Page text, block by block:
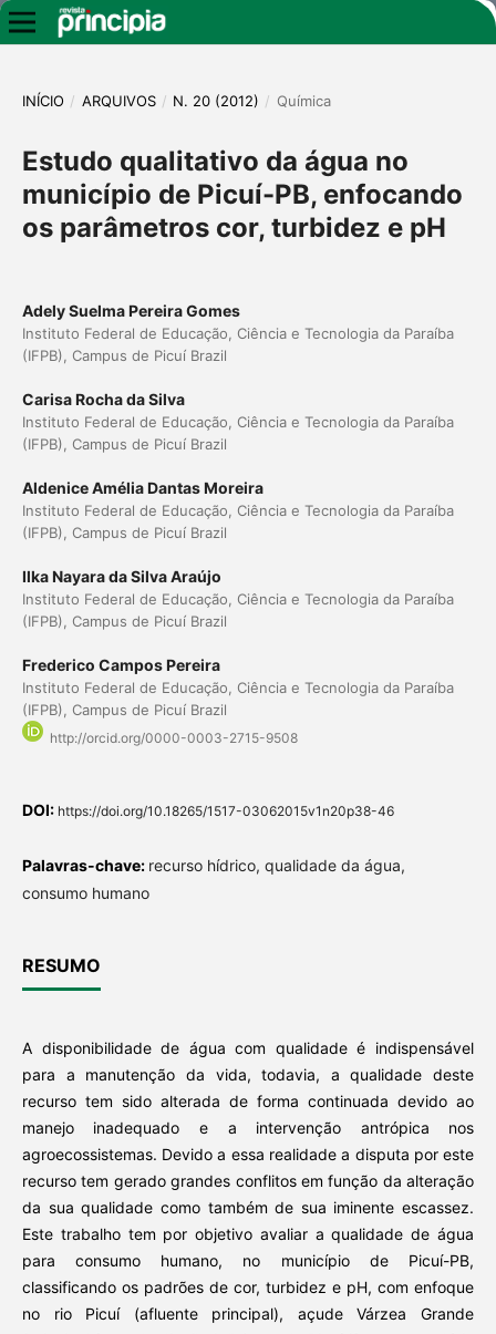
INÍCIO / ARQUIVOS / N. 20 (2012) / Química
Estudo qualitativo da água no
município de Picuí-PB, enfocando
os parâmetros cor, turbidez e pH
Adely Suelma Pereira Gomes
Instituto Federal de Educação, Ciência e Tecnologia da Paraíba
(IFPB), Campus de Picuí Brazil
Carisa Rocha da Silva
Instituto Federal de Educação, Ciência e Tecnologia da Paraíba
(IFPB), Campus de Picuí Brazil
Aldenice Amélia Dantas Moreira
Instituto Federal de Educação, Ciência e Tecnologia da Paraíba
(IFPB), Campus de Picuí Brazil
Ilka Nayara da Silva Araújo
Instituto Federal de Educação, Ciência e Tecnologia da Paraíba
(IFPB), Campus de Picuí Brazil
Frederico Campos Pereira
Instituto Federal de Educação, Ciência e Tecnologia da Paraíba
(IFPB), Campus de Picuí Brazil
http://orcid.org/0000-0003-2715-9508
DOI: https://doi.org/10.18265/1517-03062015v1n20p38-46
Palavras-chave: recurso hídrico, qualidade da água,
consumo humano
RESUMO
A disponibilidade de água com qualidade é indispensável
para a manutenção da vida, todavia, a qualidade deste
recurso tem sido alterada de forma continuada devido ao
manejo inadequado e a intervenção antrópica nos
agroecossistemas. Devido a essa realidade a disputa por este
recurso tem gerado grandes conflitos em função da alteração
da sua qualidade como também de sua iminente escassez.
Este trabalho tem por objetivo avaliar a qualidade de água
para consumo humano, no município de Picuí-PB,
classificando os padrões de cor, turbidez e pH, com enfoque
no rio Picuí (afluente principal), açude Várzea Grande